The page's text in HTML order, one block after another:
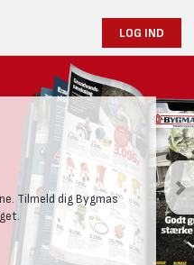
LOG IND
til den nysgerrige